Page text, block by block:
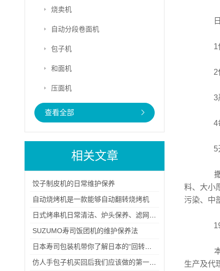
烧卖机
自动分段卷面机
包子机
和面机
压面机
查看全部
相关文章
饺子制皮机的日常维护保养
自动烧烤机是一款能够自动翻转烧烤机
SUZUMO寿司饭团机的维护保养法
日
1停
2保
3严
4每
5开
撒
料、大小
污染、中
本
生产及代